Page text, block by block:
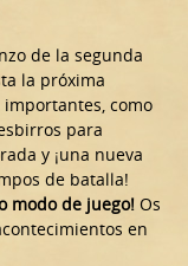
de la segunda
la próxima
como
para
y ¡una nueva
de batalla!
modo de juego! Os
en